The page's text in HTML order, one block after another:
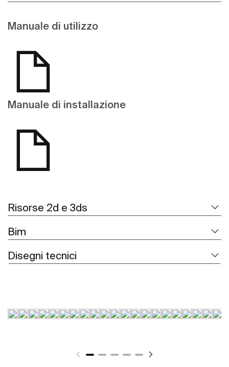
Manuale di utilizzo
Manuale di installazione
Risorse 2d e 3ds
Bim
Disegni tecnici